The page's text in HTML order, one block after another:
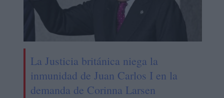
La Justicia británica niega la
inmunidad de Juan Carlos I en la
demanda de Corinna Larsen